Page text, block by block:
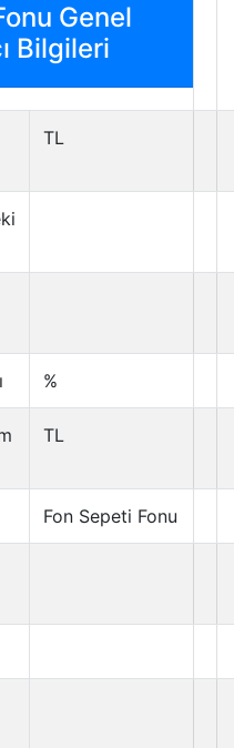
Genel
Bilgileri
TL
%
TL
Fon Sepeti Fonu